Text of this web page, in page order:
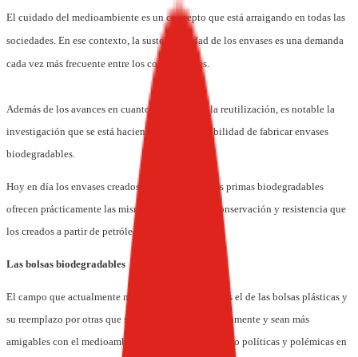
El cuidado del medioambiente es un concepto que está arraigando en todas las
sociedades. En ese contexto, la sustentabilidad de los envases es una demanda
cada vez más frecuente entre los consumidores.
Además de los avances en cuanto a reciclado y la reutilización, es notable la
investigación que se está haciendo sobre la posibilidad de fabricar envases
biodegradables.
Hoy en día los envases creados a partir de materias primas biodegradables
ofrecen prácticamente las mismas cualidades de conservación y resistencia que
los creados a partir de petróleo.
Las bolsas biodegradables
El campo que actualmente más se está debatiendo es el de las bolsas plásticas y
su reemplazo por otras que se desintegren más rápidamente y sean más
amigables con el medioambiente. Esto está generando políticas y polémicas en